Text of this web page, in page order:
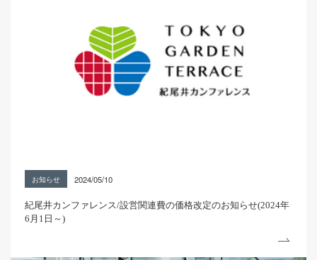
お知らせ 2024/05/10
紀尾井カンファレンス/設営関連費の価格改定のお知らせ(2024年
6月1日～)